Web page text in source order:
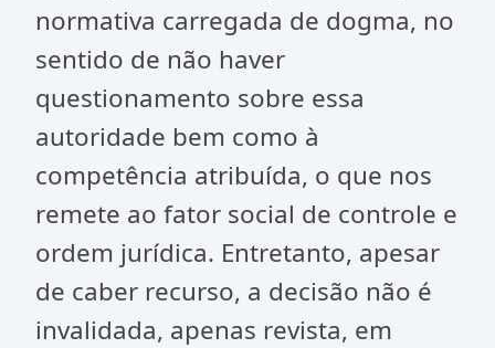
normativa carregada de dogma, no
sentido de não haver
questionamento sobre essa
autoridade bem como à
competência atribuída, o que nos
remete ao fator social de controle e
ordem jurídica. Entretanto, apesar
de caber recurso, a decisão não é
invalidada, apenas revista, em